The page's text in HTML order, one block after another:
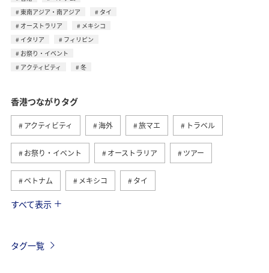
東南アジア・南アジア
タイ
オーストラリア
メキシコ
イタリア
フィリピン
お祭り・イベント
アクティビティ
冬
香港つながりタグ
アクティビティ 海外 旅マエ トラベル
お祭り・イベント オーストラリア ツアー
ベトナム メキシコ タイ
台湾
すべて表示
タグ一覧